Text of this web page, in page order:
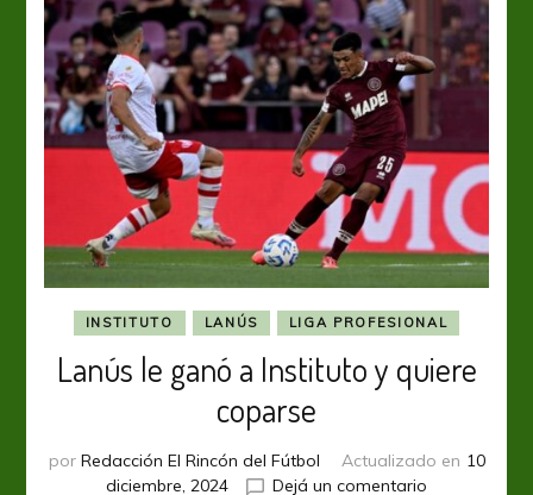
INSTITUTO LANÚS LIGA PROFESIONAL
Lanús le ganó a Instituto y quiere
coparse
por Redacción El Rincón del Fútbol Actualizado en 10
diciembre, 2024
Dejá un comentario